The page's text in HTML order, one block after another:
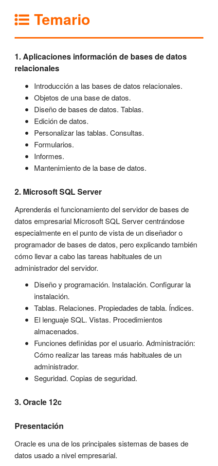
Temario
1. Aplicaciones información de bases de datos
relacionales
Introducción a las bases de datos relacionales.
Objetos de una base de datos.
Diseño de bases de datos. Tablas.
Edición de datos.
Personalizar las tablas. Consultas.
Formularios.
Informes.
Mantenimiento de la base de datos.
2. Microsoft SQL Server
Aprenderás el funcionamiento del servidor de bases de
datos empresarial Microsoft SQL Server centrándose
especialmente en el punto de vista de un diseñador o
programador de bases de datos, pero explicando también
cómo llevar a cabo las tareas habituales de un
administrador del servidor.
Diseño y programación. Instalación. Configurar la
instalación.
Tablas. Relaciones. Propiedades de tabla. Índices.
El lenguaje SQL. Vistas. Procedimientos
almacenados.
Funciones definidas por el usuario. Administración:
Cómo realizar las tareas más habituales de un
administrador.
Seguridad. Copias de seguridad.
3. Oracle 12c
Presentación
Oracle es una de los principales sistemas de bases de
datos usado a nivel empresarial.